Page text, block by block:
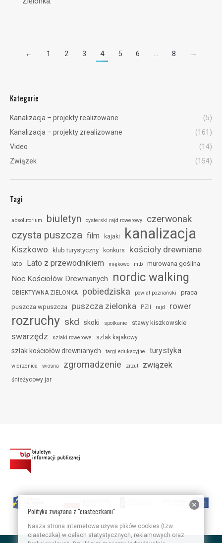
← 1 2 3 4 5 6 … 8 →
Kategorie
Kanalizacja – projekty realizowane
(5)
Kanalizacja – projekty zrealizowane
(161)
Video
(14)
Związek
(154)
Tagi
absolutorium biuletyn cysterski rajd rowerowy czerwonak
czysta puszcza film kajaki kanalizacja
Kiszkowo klub turystyczny konkurs kościoły drewniane
lato Lato z przewodnikiem miękowo mtb murowana goślina
Noc Kościołów Drewnianych nordic walking
OBIEKTYWNA ZIELONKA pobiedziska powiat poznański
praca
puszcza wpuszcza
puszcza zielonka PZII rajd rower
rozruchy skd skoki spotkanie stawy kiszkowskie
swarzędz szlaki rowerowe szlak kajakowy
szlak kościołów drewnianych targi edukacyjne turystyka
wierzenica wiosna zgromadzenie zrzut związek
śnieżycowy jar
Polityka związana z "ciasteczkami"
Nasza strona internetowa używa plików cookies (tzw.
ciasteczka) w celach statystycznych, reklamowych oraz